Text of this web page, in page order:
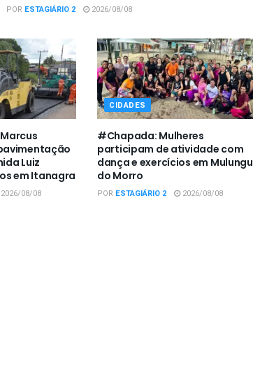
POR ESTAGIÁRIO 2 2026/08/08
Luiz
em Itanagra
08/08
CIDADES
#Chapada: Mulheres
participam de atividade com
dança e exercícios em Mulungu
do Morro
POR ESTAGIÁRIO 2 2026/08/08